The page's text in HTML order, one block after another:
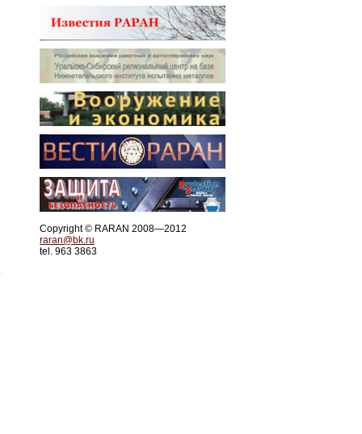
Copyright © RARAN 2008—2012
raran@bk.ru
tel. 963 3863